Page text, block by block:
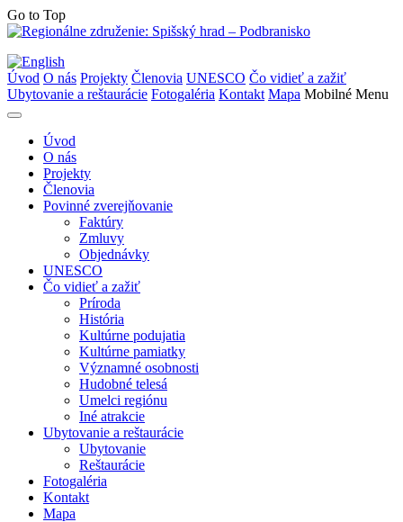
Go to Top
Úvod O nás Projekty Členovia UNESCO Čo vidieť a zažiť
Ubytovanie a reštaurácie Fotogaléria Kontakt Mapa Mobilné Menu
Úvod
O nás
Projekty
Členovia
Povinné zverejňovanie
Faktúry
Zmluvy
Objednávky
UNESCO
Čo vidieť a zažiť
Príroda
História
Kultúrne podujatia
Kultúrne pamiatky
Významné osobnosti
Hudobné telesá
Umelci regiónu
Iné atrakcie
Ubytovanie a reštaurácie
Ubytovanie
Reštaurácie
Fotogaléria
Kontakt
Mapa